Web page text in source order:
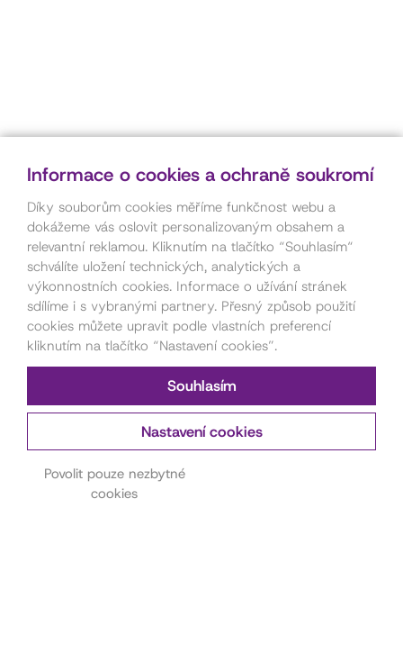
Kontakt pro pořadatele
akcí
Informace o cookies a ochraně soukromí
Díky souborům cookies měříme funkčnost webu a
dokážeme vás oslovit personalizovaným obsahem a
relevantní reklamou. Kliknutím na tlačítko “Souhlasím“
schválíte uložení technických, analytických a
výkonnostních cookies. Informace o užívání stránek
sdílíme i s vybranými partnery. Přesný způsob použití
cookies můžete upravit podle vlastních preferencí
kliknutím na tlačítko “Nastavení cookies”.
Souhlasím
Nastavení cookies
Povolit pouze nezbytné
cookies